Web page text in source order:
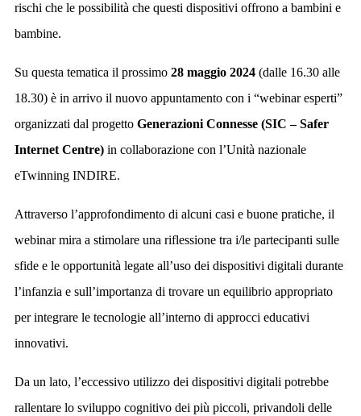
rischi che le possibilità che questi dispositivi offrono a bambini e
bambine.
Su questa tematica il prossimo 28 maggio 2024 (dalle 16.30 alle
18.30) è in arrivo il nuovo appuntamento con i “webinar esperti”
organizzati dal progetto Generazioni Connesse (SIC – Safer
Internet Centre) in collaborazione con l’Unità nazionale
eTwinning INDIRE.
Attraverso l’approfondimento di alcuni casi e buone pratiche, il
webinar mira a stimolare una riflessione tra i/le partecipanti sulle
sfide e le opportunità legate all’uso dei dispositivi digitali durante
l’infanzia e sull’importanza di trovare un equilibrio appropriato
per integrare le tecnologie all’interno di approcci educativi
innovativi.
Da un lato, l’eccessivo utilizzo dei dispositivi digitali potrebbe
rallentare lo sviluppo cognitivo dei più piccoli, privandoli delle